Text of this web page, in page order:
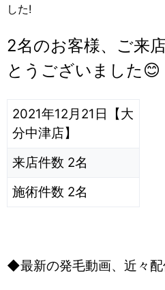
した!
2名のお客様、ご来
とうございました😊
2021年12月21日【大
分中津店】
来店件数 2名
施術件数 2名
◆最新の発毛動画、近々配